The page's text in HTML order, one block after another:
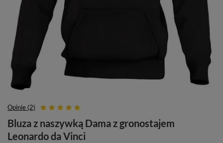
Opinie (2)
Bluza z naszywką Dama z gronostajem
Leonardo da Vinci